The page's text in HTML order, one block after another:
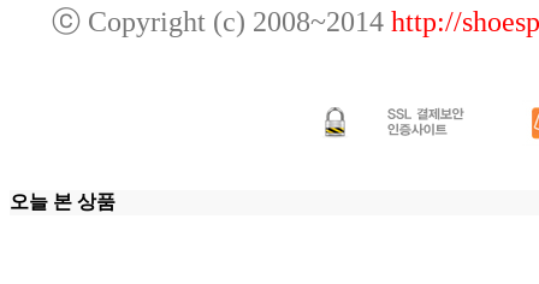
ⓒ Copyright (c) 2008~2014 http://
오늘 본 상품